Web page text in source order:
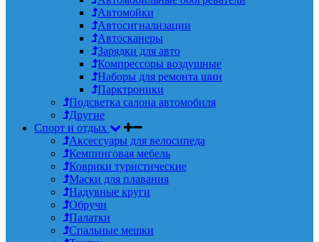
Автомойки
Автосигнализации
Автосканеры
Зарядки для авто
Компрессоры воздушные
Наборы для ремонта шин
Парктроники
Подсветка салона автомобиля
Другие
Спорт и отдых
Аксессуары для велосипеда
Кемпинговая мебель
Коврики туристические
Маски для плавания
Надувные круги
Обручи
Палатки
Спальные мешки